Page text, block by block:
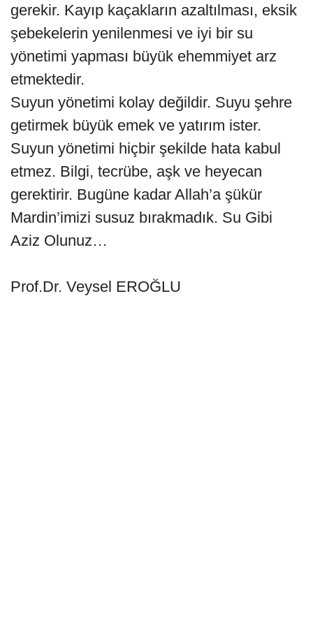
gerekir. Kayıp kaçakların azaltılması, eksik
şebekelerin yenilenmesi ve iyi bir su
yönetimi yapması büyük ehemmiyet arz
etmektedir.
Suyun yönetimi kolay değildir. Suyu şehre
getirmek büyük emek ve yatırım ister.
Suyun yönetimi hiçbir şekilde hata kabul
etmez. Bilgi, tecrübe, aşk ve heyecan
gerektirir. Bugüne kadar Allah’a şükür
Mardin’imizi susuz bırakmadık. Su Gibi
Aziz Olunuz…
Prof.Dr. Veysel EROĞLU